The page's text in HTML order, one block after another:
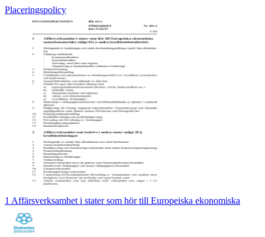
Placeringspolicy
1 Affärsverksamhet i stater som hör till Europeiska ekonomiska